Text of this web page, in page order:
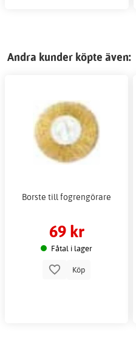
Andra kunder köpte även:
Borste till fogrengörare
69 kr
Fåtal i lager
Köp